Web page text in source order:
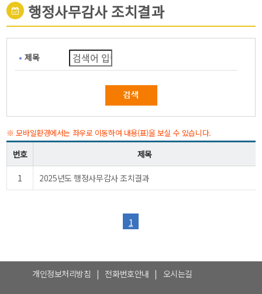
행정사무감사 조치결과
제목
※ 모바일환경에서는 좌우로 이동하여 내용(표)을 보실 수 있습니다.
번호 제목
1 2025년도 행정사무감사 조치결과
1
개인정보처리방침 | 전화번호안내 | 오시는길